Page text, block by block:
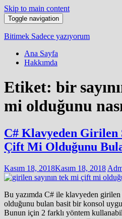
Skip to main content
Toggle navigation
Bitimek Sadece yazıyorum
Ana Sayfa
Hakkımda
Etiket: bir
mi olduğunu
C# Klavyeden Girilen
Çift Mi Olduğunu
Kasım 18, 2018Kasım 18, 2018
Bu yazımda C# ile klavyeden
olduğunu bulan basit bir konsol
Bunun için 2 farklı yöntem